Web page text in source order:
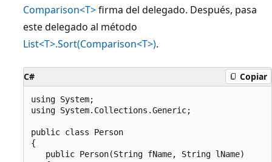
Comparison<T>firma del delegado. Después, pasa
este delegado al método
List<T>.Sort(Comparison<T>).
C# Copiar
using System;
using System.Collections.Generic;
public class Person
{
   public Person(String fName, String lName)